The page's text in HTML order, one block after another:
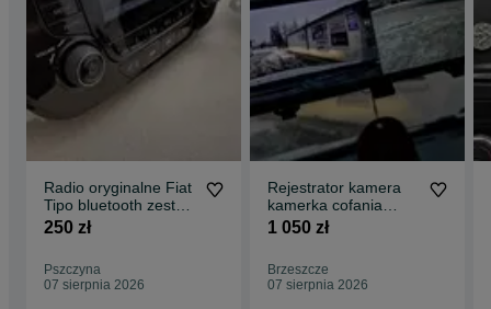
Radio oryginalne Fiat
Tipo bluetooth zestaw
głośnomówiący z
250 zł
Pszczyna
07 sierpnia 2026
Rejestrator kamera
kamerka cofania
HS900 sony na
1 050 zł
Brzeszcze
07 sierpnia 2026